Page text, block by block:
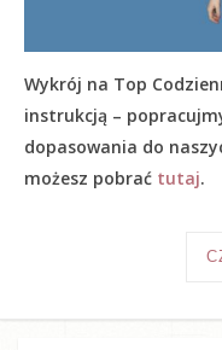
Wykrój na Top
instrukcją –
dopasowania do
możesz pobrać tutaj.